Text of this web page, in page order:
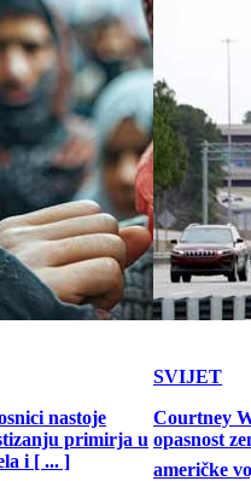
nastoje
primirja u
i [ ... ]
SVIJET
Courtney
opasnost
američke